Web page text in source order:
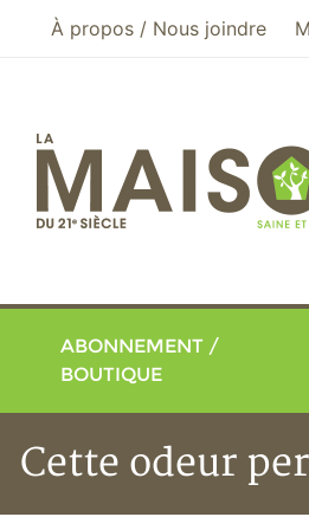
Aller au menu principal
Aller au contenu principal
À propos / Nous joindre
ABONNEMENT /
BOUTIQUE
Cette odeur